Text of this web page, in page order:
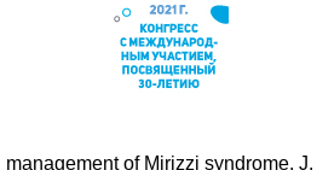
management of Mirizzi syndrome.